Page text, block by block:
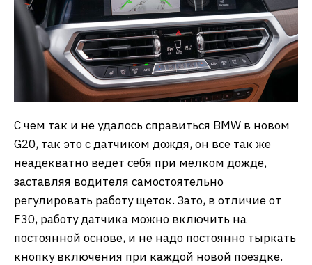
С чем так и не удалось справиться BMW в новом
G20, так это с датчиком дождя, он все так же
неадекватно ведет себя при мелком дожде,
заставляя водителя самостоятельно
регулировать работу щеток. Зато, в отличие от
F30, работу датчика можно включить на
постоянной основе, и не надо постоянно тыркать
кнопку включения при каждой новой поездке.